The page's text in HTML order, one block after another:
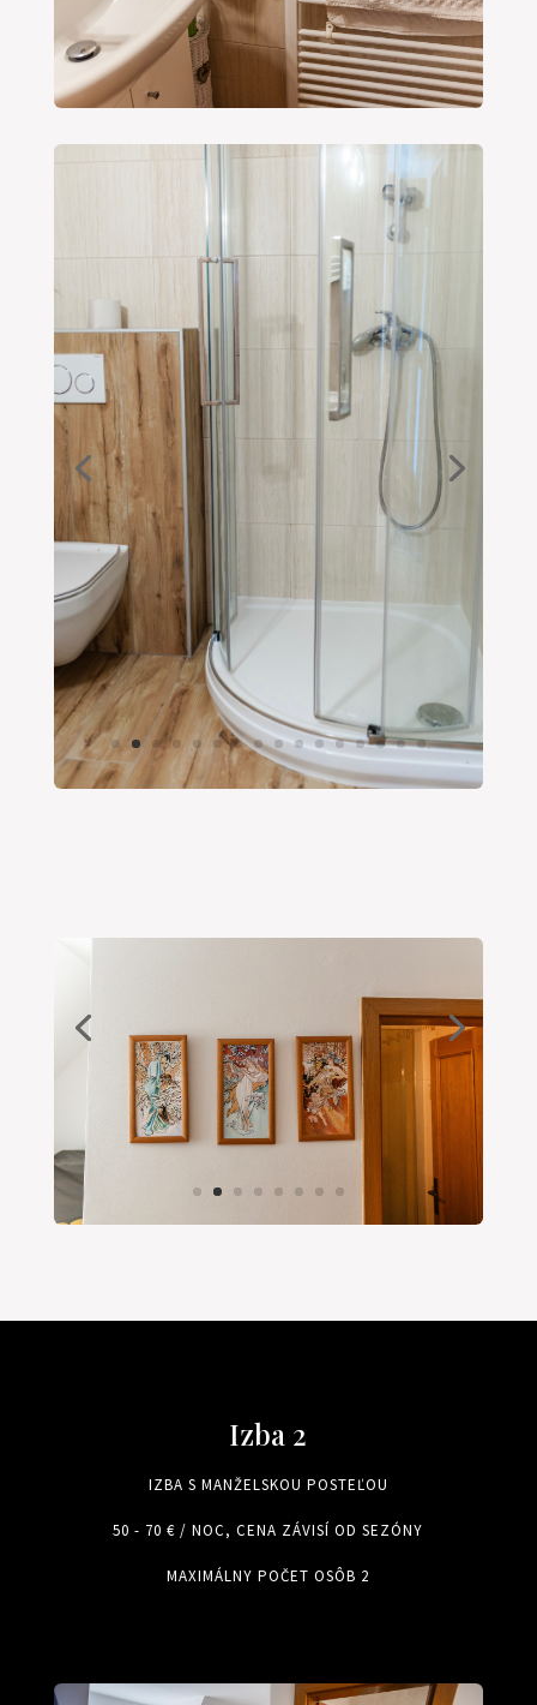
Izba 2
IZBA S MANŽELSKOU POSTEĽOU
50 - 70 € / NOC, CENA ZÁVISÍ OD SEZÓNY
MAXIMÁLNY POČET OSÔB 2